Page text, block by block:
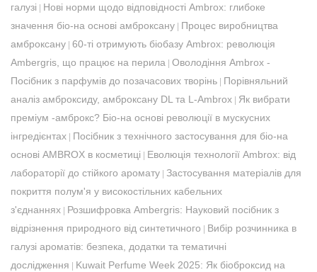
галузі
Нові норми щодо відповідності Ambrox: глибоке
значення біо-на основі амброксану
Процес виробництва
амброксану 60-ті отримують біобазу Ambrox: революція
Ambergris, що працює на перила Оволодіння Ambrox -
Посібник з парфумів до позачасових творінь
Порівняльний
аналіз амброксиду, амброксану DL та L-Ambrox
Як вибрати
преміум -амброкс? Біо-на основі революції в мускусних
інгредієнтах
Посібник з технічного застосування для біо-на
основі AMBROX в косметиці
Еволюція технології Ambrox: від
лабораторії до стійкого аромату
Застосування матеріалів для
покриття полум'я у високостільних кабельних
з'єднаннях
Розшифровка Ambergris: Науковий посібник з
відрізнення природного від синтетичного
Вибір розчинника в
галузі ароматів: безпека, додатки та тематичні
дослідження
Kuwait Perfume Week 2025: Як біоброксид на